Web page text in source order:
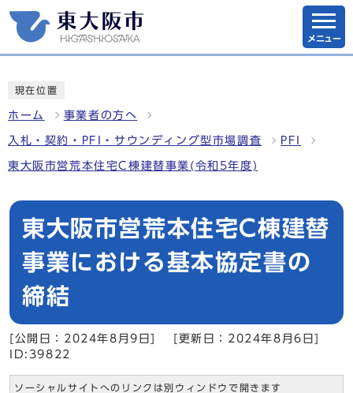
メニュー
現在位置
ホーム 事業者の方へ
入札・契約・PFI・サウンディング型市場調査 PFI
東大阪市営荒本住宅C棟建替事業(令和5年度)
東大阪市営荒本住宅C棟建替
事業における基本協定書の
締結
[公開日：2024年8月9日]
[更新日：2024年8月6日]
ID:39822
ソーシャルサイトへのリンクは別ウィンドウで開きます